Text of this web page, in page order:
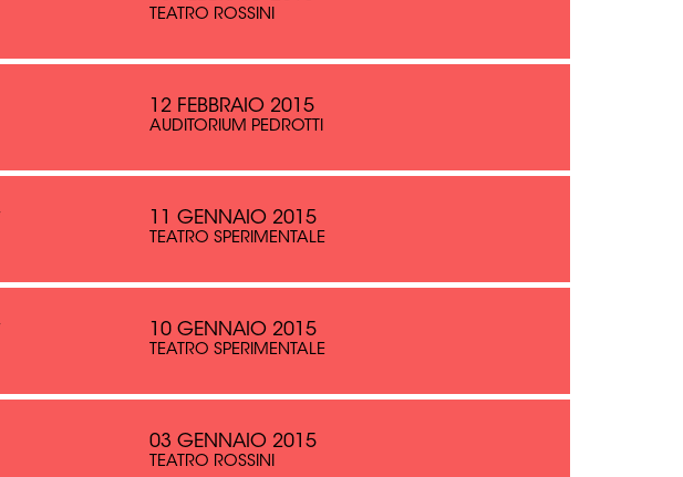
TEATRO ROSSINI
12 FEBBRAIO 2015
AUDITORIUM PEDROTTI
11 GENNAIO 2015
TEATRO SPERIMENTALE
10 GENNAIO 2015
TEATRO SPERIMENTALE
03 GENNAIO 2015
TEATRO ROSSINI